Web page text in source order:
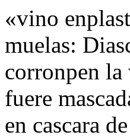
«vino
muelas:
corronpen
fuere
en cascara